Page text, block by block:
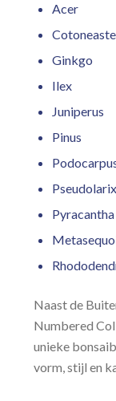
Acer
Ginkgo
Ilex
Juniperus
Pinus
Pseudolarix
Pyracantha
Naast de
Numbered
unieke
vorm, stijl en